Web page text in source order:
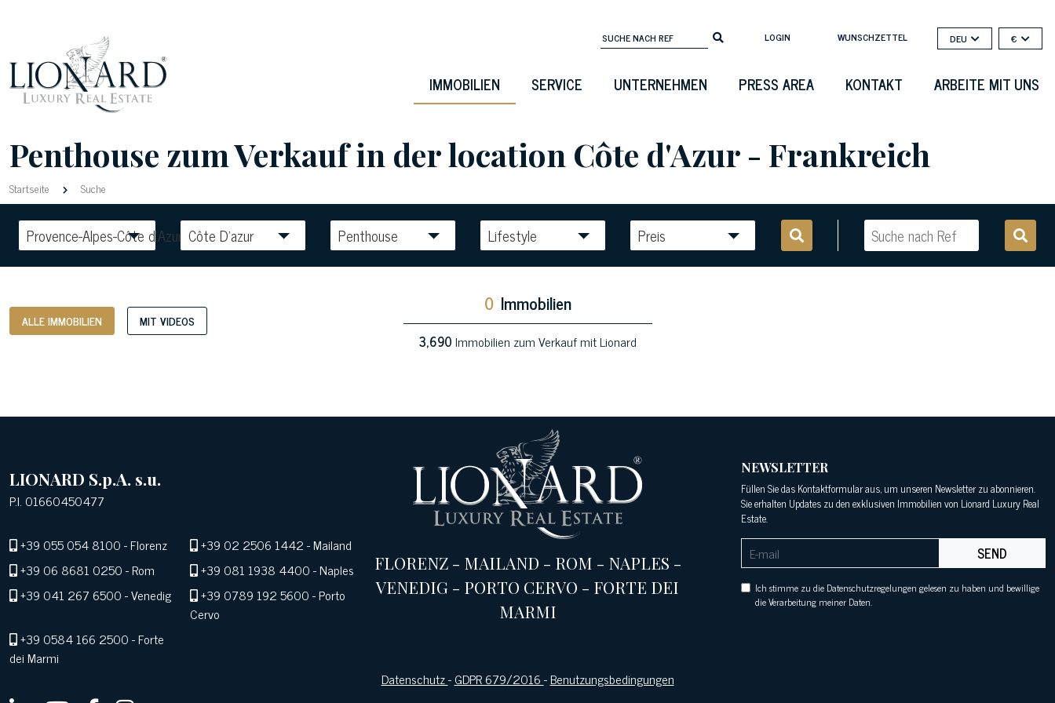
LOGIN WUNSCHZETTEL DEU €
IMMOBILIEN SERVICE UNTERNEHMEN PRESS AREA KONTAKT ARBEITE MIT UNS
Penthouse zum Verkauf in der location Côte d'Azur - Frankreich
Startseite Suche
Provence-Alpes-Côte d’Azur Côte D'azur Penthouse Lifestyle Preis
ALLE IMMOBILIEN MIT VIDEOS
0 Immobilien
3,690Immobilien zum Verkauf mit Lionard
LIONARD S.p.A. s.u.
P.I. 01660450477
+39 055 054 8100- Florenz +39 02 2506 1442- Mailand
+39 06 8681 0250- Rom +39 081 1938 4400- Naples
+39 041 267 6500- Venedig +39 0789 192 5600- Porto
Cervo
+39 0584 166 2500- Forte
dei Marmi
FLORENZ- MAILAND - ROM - NAPLES -
VENEDIG - PORTO CERVO - FORTE DEI
MARMI
Datenschutz-GDPR 679/2016-Benutzungsbedingungen
NEWSLETTER
Füllen Sie das Kontaktformular aus, um unseren Newsletter zu abonnieren.
Sie erhalten Updates zu den exklusiven Immobilien von Lionard Luxury Real
Estate.
SEND
Ich stimme zu die Datenschutzregelungen gelesen zu haben und bewillige
die Verarbeitung meiner Daten.